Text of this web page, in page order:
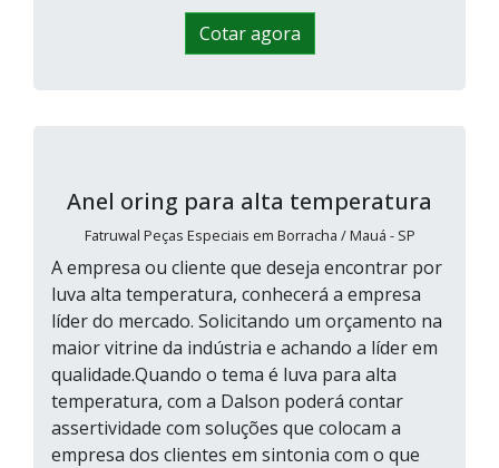
Cotar agora
Anel oring para alta temperatura
Fatruwal Peças Especiais em Borracha / Mauá - SP
A empresa ou cliente que deseja encontrar por
luva alta temperatura, conhecerá a empresa
líder do mercado. Solicitando um orçamento na
maior vitrine da indústria e achando a líder em
qualidade.Quando o tema é luva para alta
temperatura, com a Dalson poderá contar
assertividade com soluções que colocam a
empresa dos clientes em sintonia com o que